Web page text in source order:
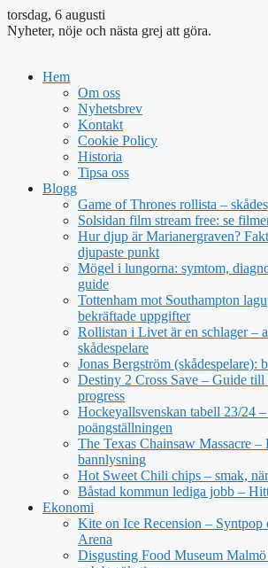
torsdag, 6 augusti
Nyheter, nöje och nästa grej att göra.
Hem
Om oss
Nyhetsbrev
Kontakt
Cookie Policy
Historia
Tipsa oss
Blogg
Game of Thrones rollista –
Solsidan film stream free: se
Hur djup är Marianergraven?
djupaste punkt
Mögel i lungorna: symtom,
guide
Tottenham mot Southampton
bekräftade uppgifter
Rollistan i Livet är en schlager –
skådespelare
Jonas Bergström (skådespelare):
Destiny 2 Cross Save – Guide
progress
Hockeyallsvenskan tabell 23/24 –
poängställningen
The Texas Chainsaw Massacre –
bannlysning
Hot Sweet Chili chips – smak,
Båstad kommun lediga jobb –
Ekonomi
Kite on Ice Recension – Syntpop
Arena
Disgusting Food Museum